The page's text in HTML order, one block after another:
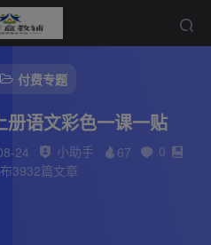
付费专题
语文彩色一课一贴
24 小助手 67
0
3932篇文章